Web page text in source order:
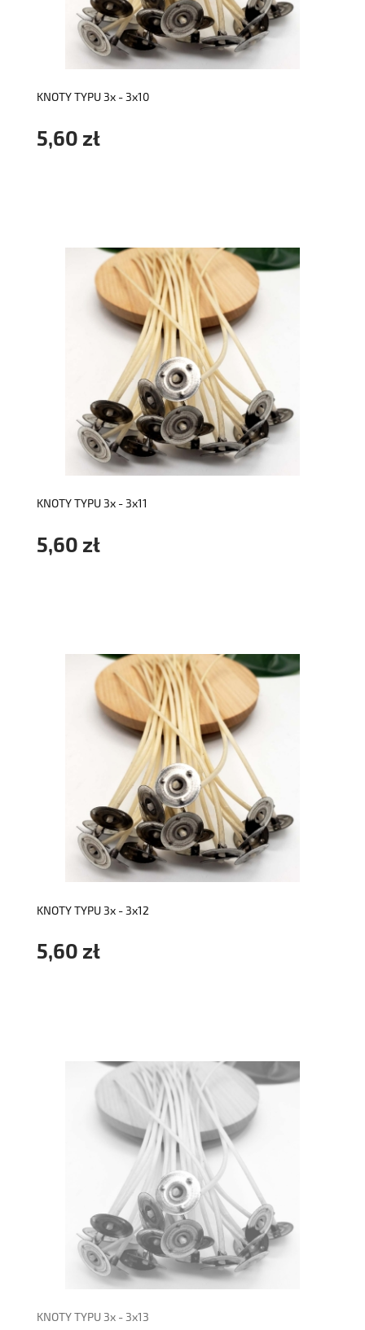
KNOTY TYPU 3x - 3x10
5,60 zł
do koszyka
KNOTY TYPU 3x - 3x11
5,60 zł
do koszyka
KNOTY TYPU 3x - 3x12
5,60 zł
do koszyka
KNOTY TYPU 3x - 3x13
powiadom o dostępności